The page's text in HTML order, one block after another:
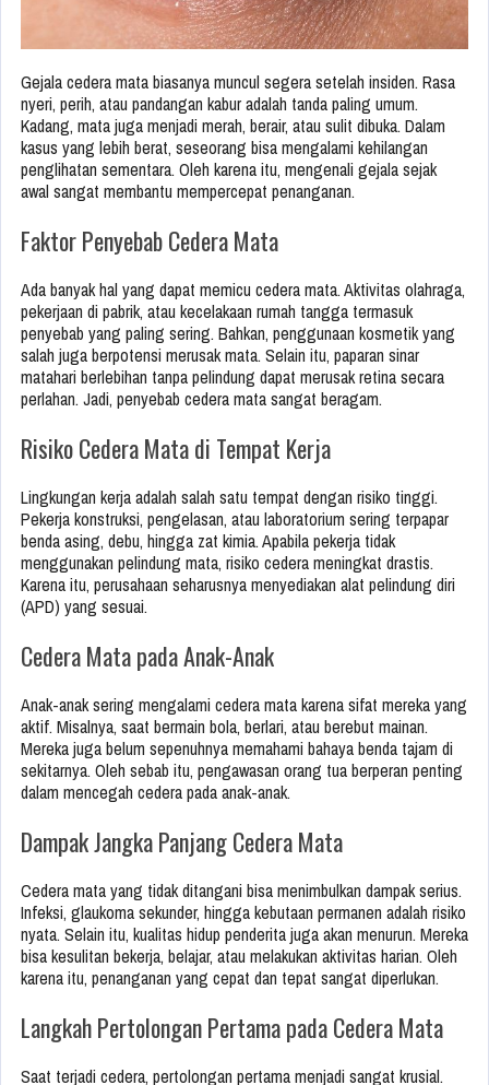
Gejala cedera mata biasanya muncul segera setelah insiden. Rasa
nyeri, perih, atau pandangan kabur adalah tanda paling umum.
Kadang, mata juga menjadi merah, berair, atau sulit dibuka. Dalam
kasus yang lebih berat, seseorang bisa mengalami kehilangan
penglihatan sementara. Oleh karena itu, mengenali gejala sejak
awal sangat membantu mempercepat penanganan.
Faktor Penyebab Cedera Mata
Ada banyak hal yang dapat memicu cedera mata. Aktivitas olahraga,
pekerjaan di pabrik, atau kecelakaan rumah tangga termasuk
penyebab yang paling sering. Bahkan, penggunaan kosmetik yang
salah juga berpotensi merusak mata. Selain itu, paparan sinar
matahari berlebihan tanpa pelindung dapat merusak retina secara
perlahan. Jadi, penyebab cedera mata sangat beragam.
Risiko Cedera Mata di Tempat Kerja
Lingkungan kerja adalah salah satu tempat dengan risiko tinggi.
Pekerja konstruksi, pengelasan, atau laboratorium sering terpapar
benda asing, debu, hingga zat kimia. Apabila pekerja tidak
menggunakan pelindung mata, risiko cedera meningkat drastis.
Karena itu, perusahaan seharusnya menyediakan alat pelindung diri
(APD) yang sesuai.
Cedera Mata pada Anak-Anak
Anak-anak sering mengalami cedera mata karena sifat mereka yang
aktif. Misalnya, saat bermain bola, berlari, atau berebut mainan.
Mereka juga belum sepenuhnya memahami bahaya benda tajam di
sekitarnya. Oleh sebab itu, pengawasan orang tua berperan penting
dalam mencegah cedera pada anak-anak.
Dampak Jangka Panjang Cedera Mata
Cedera mata yang tidak ditangani bisa menimbulkan dampak serius.
Infeksi, glaukoma sekunder, hingga kebutaan permanen adalah risiko
nyata. Selain itu, kualitas hidup penderita juga akan menurun. Mereka
bisa kesulitan bekerja, belajar, atau melakukan aktivitas harian. Oleh
karena itu, penanganan yang cepat dan tepat sangat diperlukan.
Langkah Pertolongan Pertama pada Cedera Mata
Saat terjadi cedera, pertolongan pertama menjadi sangat krusial.